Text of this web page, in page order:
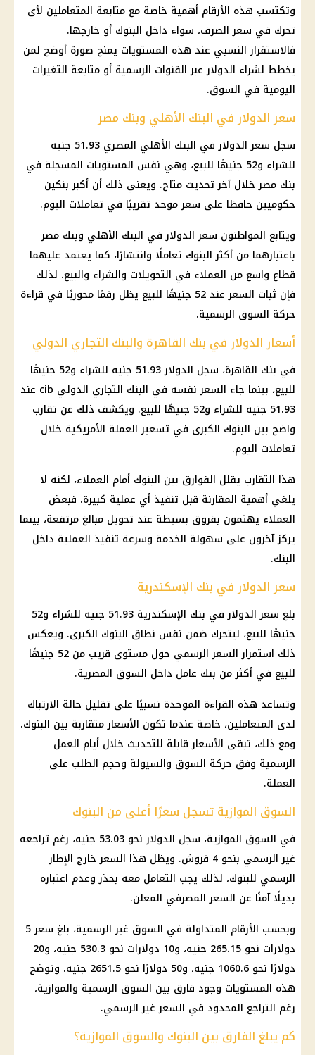
وتكتسب هذه الأرقام أهمية خاصة مع متابعة المتعاملين لأي
تحرك في سعر الصرف، سواء داخل البنوك أو خارجها.
فالاستقرار النسبي عند هذه المستويات يمنح صورة أوضح لمن
يخطط لشراء الدولار عبر القنوات الرسمية أو متابعة التغيرات
اليومية في السوق.
سعر الدولار في البنك الأهلي وبنك مصر
سجل سعر الدولار في البنك الأهلي المصري 51.93 جنيه
للشراء و52 جنيهًا للبيع، وهي نفس المستويات المسجلة في
بنك مصر خلال آخر تحديث متاح. ويعني ذلك أن أكبر بنكين
حكوميين حافظا على سعر موحد تقريبًا في تعاملات اليوم.
ويتابع المواطنون سعر الدولار في البنك الأهلي وبنك مصر
باعتبارهما من أكثر البنوك تعاملًا وانتشارًا، كما يعتمد عليهما
قطاع واسع من العملاء في التحويلات والشراء والبيع. لذلك
فإن ثبات السعر عند 52 جنيهًا للبيع يظل رقمًا محوريًا في قراءة
حركة السوق الرسمية.
أسعار الدولار في بنك القاهرة والبنك التجاري الدولي
في بنك القاهرة، سجل الدولار 51.93 جنيه للشراء و52 جنيهًا
للبيع، بينما جاء السعر نفسه في البنك التجاري الدولي cib عند
51.93 جنيه للشراء و52 جنيهًا للبيع. ويكشف ذلك عن تقارب
واضح بين البنوك الكبرى في تسعير العملة الأمريكية خلال
تعاملات اليوم.
هذا التقارب يقلل الفوارق بين البنوك أمام العملاء، لكنه لا
يلغي أهمية المقارنة قبل تنفيذ أي عملية كبيرة. فبعض
العملاء يهتمون بفروق بسيطة عند تحويل مبالغ مرتفعة، بينما
يركز آخرون على سهولة الخدمة وسرعة تنفيذ العملية داخل
البنك.
سعر الدولار في بنك الإسكندرية
بلغ سعر الدولار
في بنك الإسكندرية 51.93 جنيه للشراء و52
جنيهًا للبيع، ليتحرك ضمن نفس نطاق البنوك الكبرى. ويعكس
ذلك استمرار السعر الرسمي حول مستوى قريب من 52 جنيهًا
للبيع في أكثر من بنك عامل داخل السوق المصرية.
وتساعد هذه القراءة الموحدة نسبيًا على تقليل حالة الارتباك
لدى المتعاملين، خاصة عندما تكون الأسعارمتقاربة بين البنوك.
ومع ذلك، تبقى الأسعارقابلة للتحديث خلال أيام العمل
الرسمية وفق حركة السوق والسيولة وحجم الطلب على
العملة.
السوق الموازية تسجل سعرًا أعلى من البنوك
في السوق الموازية، سجل الدولار
نحو 53.03 جنيه، رغم تراجعه
غير الرسمي بنحو 4 قروش. ويظل هذا السعر خارج الإطار
الرسمي للبنوك، لذلك يجب التعامل معه بحذر وعدم اعتباره
بديلًا آمنًا عن السعر المصرفي المعلن.
وبحسب الأرقام المتداولة في السوق غير الرسمية، بلغ سعر 5
دولارات نحو 265.15 جنيه، و10 دولارات نحو 530.3 جنيه، و20
دولارًا نحو 1060.6 جنيه، و50 دولارًا نحو 2651.5 جنيه. وتوضح
هذه المستويات وجود فارق بين السوق الرسمية والموازية،
رغم التراجع المحدود في السعر غير الرسمي.
كم يبلغ الفارق بين البنوك والسوق الموازية؟